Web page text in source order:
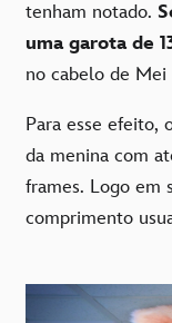
tenham notado.
uma garota de
no cabelo de Mei
Para esse efeito,
da menina com
frames. Logo em
comprimento